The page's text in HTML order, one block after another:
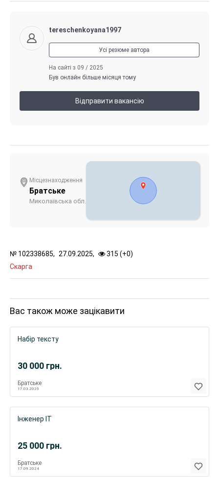
№ 102338685, 27.09.2025, 315 (+0)
Скарга
tereschenkoyana1997
Усі резюме автора
На сайті з 09 / 2025
Був онлайн більше місяця тому
Відправити вакансію
Місцезнаходження
Братське
Миколаївська обл.
Вас також може зацікавити
30 000 грн.
Набір тексту
Братське
17.03.2025
25 000 грн.
Інженер ІТ
Братське
17.09.2024